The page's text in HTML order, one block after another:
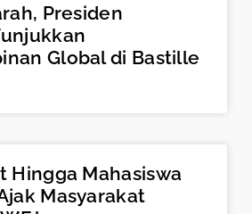
Presiden
Global di Bastille
Hingga Mahasiswa
Masyarakat